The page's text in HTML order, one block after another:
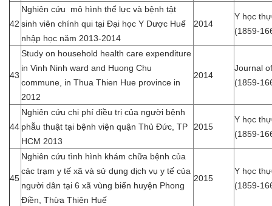
42
Nghiên cứu mô hình thể lực và bệnh tật
sinh viên chính qui tại Đại học Y Dược Huế
nhập học năm 2013-2014
2014
Y học
(1859-
43
Study on household health care expenditure
in Vinh Ninh ward and Huong Chu
commune, in Thua Thien Hue province in
2012
2014
Journal
(1859-
44
Nghiên cứu chi phí điều trị của người bệnh
phẫu thuật tại bệnh viện quận Thủ Đức, TP
HCM 2013
2015
Y học
(1859-
45
Nghiên cứu tình hình khám chữa bệnh của
các trạm y tế xã và sử dụng dịch vụ y tế của
người dân tại 6 xã vùng biển huyện Phong
Điền, Thừa Thiên Huế
2015
Y học
(1859-